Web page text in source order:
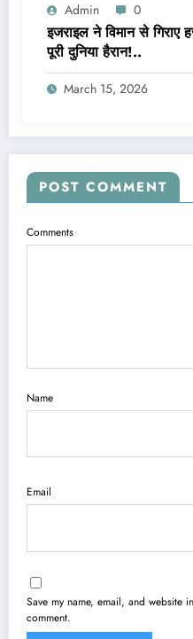
Admin 0
इजराइल ने विमान से गिराए
पूरी दुनिया हैरान!..
March 15, 2026
POST COMMENT
Comments
Name
Email
Save my name, email, and website
comment.